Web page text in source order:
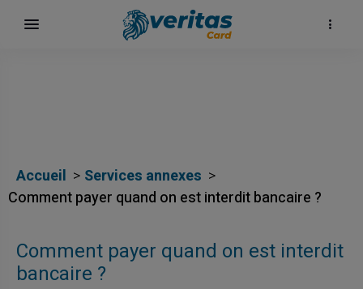
Accueil
Services annexes
Comment payer quand on est interdit bancaire ?
Comment payer quand on est interdit
bancaire ?